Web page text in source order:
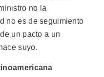
no la
no es de seguimiento
un pacto a un
suyo.